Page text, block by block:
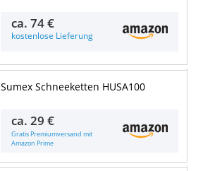
ca.74 €
kostenlose Lieferung
Sumex Schneeketten HUSA100
ca.29 €
Gratis Premiumversand mit
Amazon Prime